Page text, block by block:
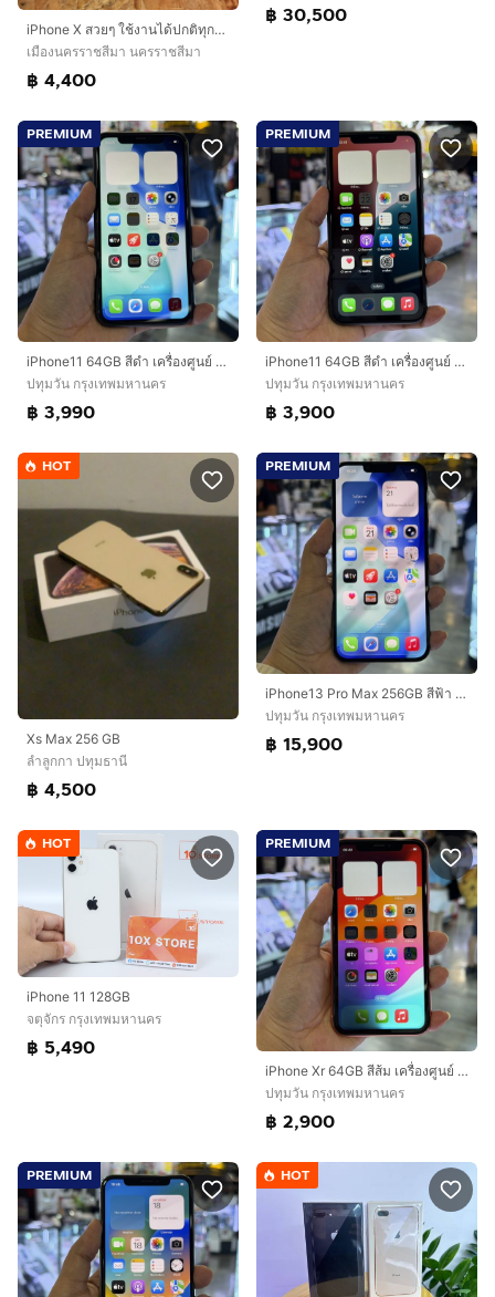
iPhone X สวยๆ ใช้งานได้ปกติทุกอย่างสุขภาพแบต 100
เมืองนครราชสีมา นครราชสีมา
฿ 4,400
฿ 30,500
PREMIUM
iPhone11 64GB สีดำ เครื่องศูนย์ โมเดลTH 🥰🥰
ปทุมวัน กรุงเทพมหานคร
฿ 3,990
PREMIUM
iPhone11 64GB สีดำ เครื่องศูนย์ โมเดลTH 🔥🔥
ปทุมวัน กรุงเทพมหานคร
฿ 3,900
HOT
Xs Max 256 GB
ลำลูกกา ปทุมธานี
฿ 4,500
PREMIUM
iPhone13 Pro Max 256GB สีฟ้า เครื่องศูนย์ โมเดลTH 🔥🔥
ปทุมวัน กรุงเทพมหานคร
฿ 15,900
HOT
iPhone 11 128GB
จตุจักร กรุงเทพมหานคร
฿ 5,490
PREMIUM
iPhone Xr 64GB สีส้ม เครื่องศูนย์ โมเดลTH ราคาเบาๆค่ะ😊😊
ปทุมวัน กรุงเทพมหานคร
฿ 2,900
PREMIUM HOT